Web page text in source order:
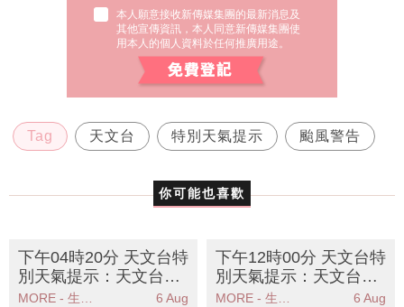
本人願意接收新傳媒集團的最新消息及
其他宣傳資訊，本人同意新傳媒集團使
用本人的個人資料於任何推廣用途。
Tag 天文台 特別天氣提示 颱風警告
你可能也喜歡
下午04時20分 天文台特
別天氣提示：天文台提
醒高溫天氣持續市民需
MORE - 生活品味 6 Aug
下午12時00分 天文台特
別天氣提示：天文台提
醒週末酷熱天氣市民需
MORE - 生活品味 6 Aug